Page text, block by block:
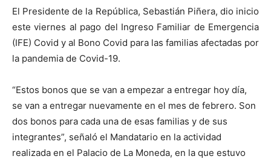
El Presidente de la República, Sebastián Piñera, dio inicio
este viernes al pago del Ingreso Familiar de Emergencia
(IFE) Covid y al Bono Covid para las familias afectadas por
la pandemia de Covid-19.
“Estos bonos que se van a empezar a entregar hoy día,
se van a entregar nuevamente en el mes de febrero. Son
dos bonos para cada una de esas familias y de sus
integrantes”, señaló el Mandatario en la actividad
realizada en el Palacio de La Moneda, en la que estuvo